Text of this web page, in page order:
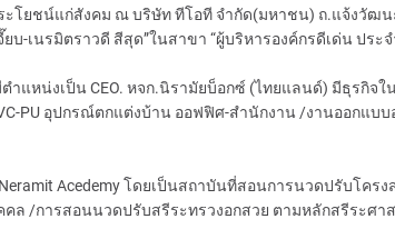
โยชน์แก่สังคม ณ บริษัท ทีโอที จำกัด(มหาชน) ถ.แจ้งวัฒ
-เนรมิตราวดี สีสุด”ในสาขา “ผู้บริหารองค์กรดีเด่น ประ
ำแหน่งเป็น CEO. หจก.นิรามัยบ็อกซ์ (ไทยแลนด์) มีธุรกิจใ
PU อุปกรณ์ตกแต่งบ้าน ออฟฟิศ-สำนักงาน /งานออกแบ
Acedemy โดยเป็นสถาบันที่สอนการนวดปรับโคร
คล /การสอนนวดปรับสรีระทรวงอกสวย ตามหลักสรีระศ